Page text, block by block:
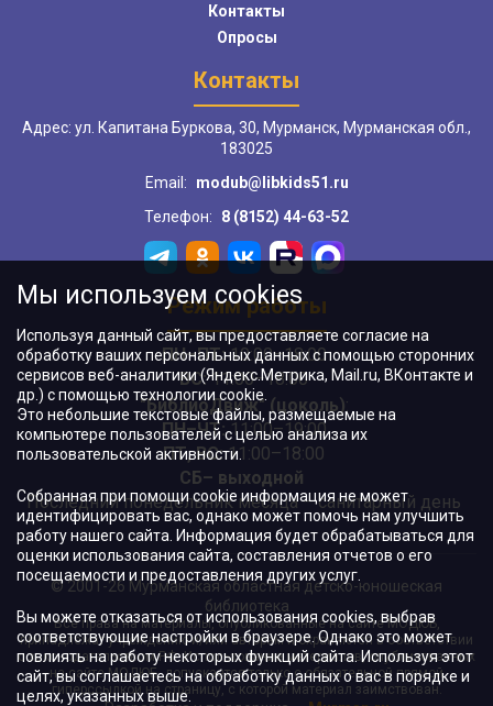
Контакты
Опросы
Контакты
Адрес: ул. Капитана Буркова, 30, Мурманск, Мурманская обл.,
183025
Email:
modub@libkids51.ru
Телефон:
8 (8152) 44-63-52
Режим работы
ПН–ПТ:10:00–18:00
ВС:11:00–18:00
"БиблиоДвиж" (цоколь):
ПН–ЧТ:11:00–19:00
ПТ, ВС:11:00–18:00
СБ– выходной
Последний понедельник месяца – санитарный день
© 2001-26 Мурманская областная детско-юношеская
библиотека
Все права на материалы, опубликованные на сайте МОДЮБ,
принадлежат учреждению и/или авторам и охраняются в соответствии
с законодательством РФ. Использование материалов, опубликованных
на сайте МОДЮБ, допускается только с обязательной прямой
гиперссылкой на страницу, с которой материал заимствован.
Мы используем cookies
Используя данный сайт, вы предоставляете согласие на
обработку ваших персональных данных с помощью сторонних
сервисов веб-аналитики (Яндекс.Метрика, Mail.ru, ВКонтакте и
др.) с помощью технологии cookie.
Это небольшие текстовые файлы, размещаемые на
компьютере пользователей с целью анализа их
пользовательской активности.
Собранная при помощи cookie информация не может
идентифицировать вас, однако может помочь нам улучшить
работу нашего сайта. Информация будет обрабатываться для
оценки использования сайта, составления отчетов о его
посещаемости и предоставления других услуг.
Вы можете отказаться от использования cookies, выбрав
соответствующие настройки в браузере. Однако это может
повлиять на работу некоторых функций сайта. Используя этот
сайт, вы соглашаетесь на обработку данных о вас в порядке и
целях, указанных выше.